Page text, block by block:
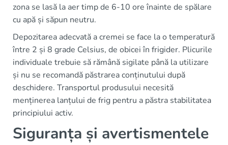
zona se lasă la aer timp de 6-10 ore înainte de spălare
cu apă și săpun neutru.
Depozitarea adecvată a cremei se face la o temperatură
între 2 și 8 grade Celsius, de obicei în frigider. Plicurile
individuale trebuie să rămână sigilate până la utilizare
și nu se recomandă păstrarea conținutului după
deschidere. Transportul produsului necesită
menținerea lanțului de frig pentru a păstra stabilitatea
principiului activ.
Siguranța și avertismentele